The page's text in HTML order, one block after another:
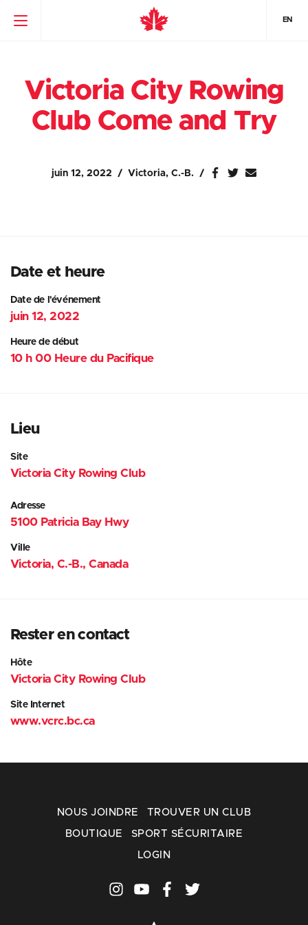
EN
Victoria City Rowing
Club Come and Try
juin 12, 2022 Victoria, C.-B.
Date et heure
Date de l'événement
juin 12, 2022
Heure de début
10 h 00 Heure du Pacifique
Lieu
Site
Victoria City Rowing Club
Adresse
5100 Patricia Bay Hwy
Ville
Victoria, C.-B., Canada
Rester en contact
Hôte
Victoria City Rowing Club
Site Internet
www.vcrc.bc.ca
NOUS JOINDRE TROUVER UN CLUB
BOUTIQUE SPORT SÉCURITAIRE
LOGIN